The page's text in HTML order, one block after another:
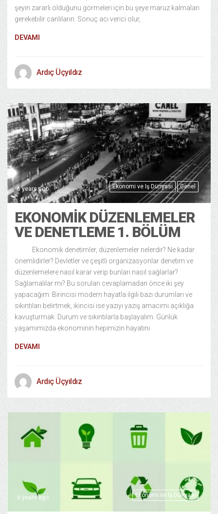
şeyin zararlı olduğunu görmeleri için bu şeye maruz kalmaları
gerekebilir canlıların. Sonuç acı verici olur,
DEVAMI
Ardıç Üçyıldız
Ekonomi ve Iş Dünyası Genel
6 years ago
EKONOMIK DÜZENLEMELER
VE DENETLEME 1. BÖLÜM
Ekonomik denetimler, düzenlemeler nelerdir? Ne kadar
önemlidirler? Devletler ve çeşitli organizasyonlar denetim ve
düzenlemelere nasıl karar verip bunları nasıl sağlarlar?
Sağlamalılar mı? Bu soruları cevaplamadan önce iki şey
yapacağım: Birincisi modern hayatla ilgili bazı durumları ve
sıkıntıları belirtmek, ikincisi ise yazıyı yazış amacımı açıklığa
kavuşturmak. Durum ve sıkıntılarla başlayalım. Günlük
yaşamımızda ekonominin hepimizin hayatını
DEVAMI
Ardıç Üçyıldız
Ekonomi ve Iş Dünyası
6 years ago